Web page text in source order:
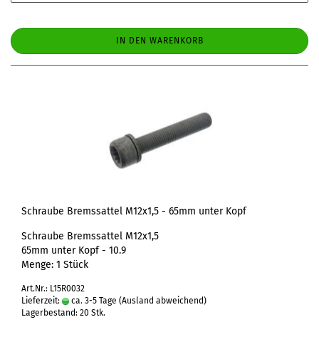
IN DEN WARENKORB
Schraube Bremssattel M12x1,5 - 65mm unter Kopf
Schraube Bremssattel M12x1,5
65mm unter Kopf - 10.9
Menge: 1 Stück
Art.Nr.: L15R0032
Lieferzeit:
ca. 3-5 Tage (Ausland abweichend)
Lagerbestand: 20 Stk.